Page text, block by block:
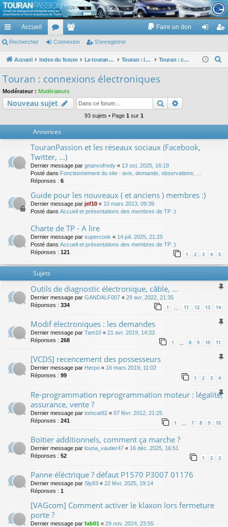
TouranPassion
Le forum des propriétaires ou futurs acquéreurs du Volkswagen Touran
cc
ès
pi
de
Accueil
or
u
e
m
Faire un don
ne nr
Rechercher Connexion S’enregistrer
Accueil Index du forum Le touran dans ses versions I (V1 V2 V3) et II ... Touran : les équipements électriques et électroniques Touran : connexions électroniques
c
Touran : connexions électroniques
Modérateur : Modérateurs
Nouveau sujet Rechercher
93 sujets • Page 1 sur 1
Annonces
TouranPassion et les réseaux sociaux (Facebook,
Twitter, ...)
Dernier message par gnanvofredy « 13 oct. 2025, 16:19
Posté dans Fonctionnement du site : avis, demande, observations, ...
Réponses : 6
Guide pour les nouveaux ( et anciens ) membres :)
Dernier message par jef10 « 10 mars 2013, 09:39
Posté dans Accueil et présentations des membres de TP :)
Charte de TP - A lire
Dernier message par supercook « 14 juil. 2025, 21:25
Posté dans Accueil et présentations des membres de TP :)
Réponses : 121 1 2 3 4 5
Sujets
Outils de diagnostic électronique, câble, ...
Dernier message par GANDALF007 « 29 avr. 2022, 21:35
Réponses : 334 1 … 11 12 13 14
Modif électroniques : les demandes
Dernier message par Tam10 « 21 avr. 2019, 14:33
Réponses : 268 1 … 8 9 10 11
[VCDS] recencement des possesseurs
Dernier message par Herpo « 16 mars 2019, 11:02
Réponses : 99 1 2 3 4
Re-programmation reprogrammation moteur : légalité,
assurance, vente ?
Dernier message par tomcat92 « 07 févr. 2012, 21:25
Réponses : 241 1 7 8 9 10
Boitier additionnels, comment ça marche ?
Dernier message par louna_vautier47 « 16 déc. 2025, 16:51
Réponses : 52 1 2 3
Panne éléctrique ? défaut P1570 P3007 01176
Dernier message par Sly83 « 22 févr. 2025, 19:14
Réponses : 1
[VAGcom] Comment activer le klaxon lors fermeture
porte ?
Dernier message par fab01 « 29 nov. 2024, 23:55